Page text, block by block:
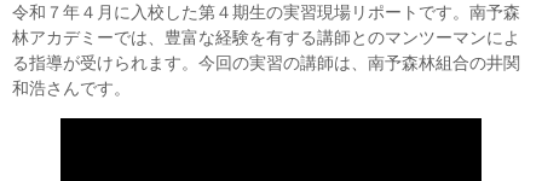
令和７年４月に入校した第４期生の実習現場リポートです。南予森
林アカデミーでは、豊富な経験を有する講師とのマンツーマンによ
る指導が受けられます。今回の実習の講師は、南予森林組合の井関
和浩さんです。